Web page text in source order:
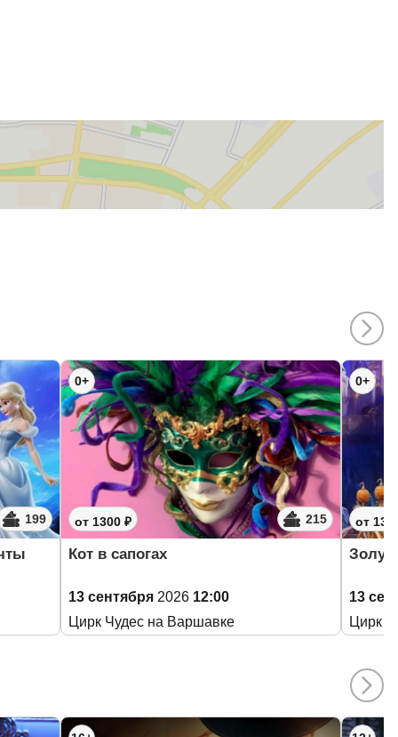
199
0+
от 1300 ₽ 215
Кот в сапогах
13 сентября 2026 12:00
Цирк Чудес на Варшавке
0+
от
13
Цирк